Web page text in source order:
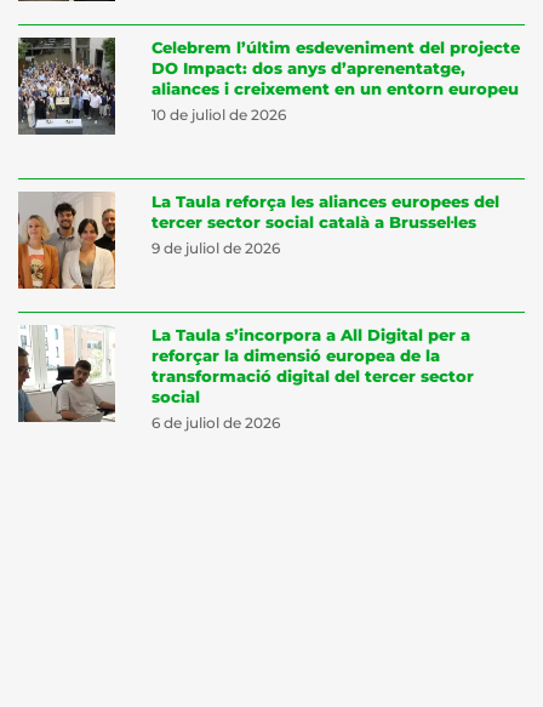
Celebrem l’últim esdeveniment del projecte
DO Impact: dos anys d’aprenentatge,
aliances i creixement en un entorn europeu
10 de juliol de 2026
La Taula reforça les aliances europees del
tercer sector social català a Brussel·les
9 de juliol de 2026
La Taula s’incorpora a All Digital per a
reforçar la dimensió europea de la
transformació digital del tercer sector
social
6 de juliol de 2026